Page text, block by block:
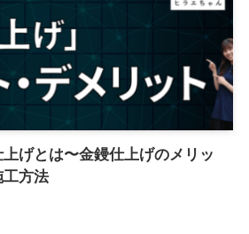
上げとは〜金鏝仕上げのメリッ
工方法